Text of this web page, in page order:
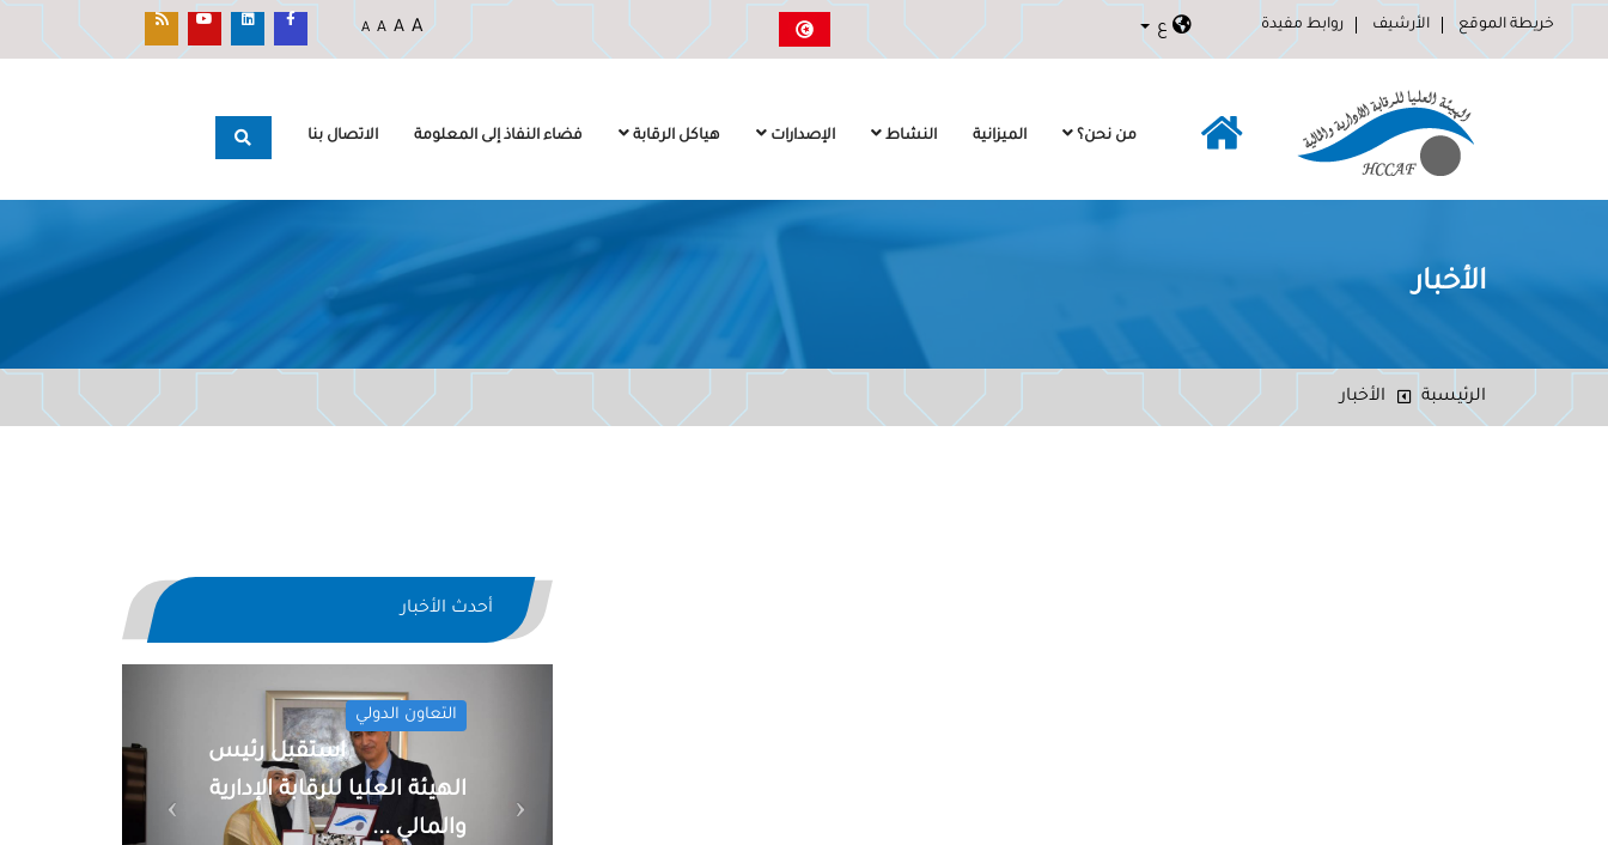
خريطة الموقع الأرشيف روابط مفيدة ع A A A A
من نحن؟ الميزانية النشاط الإصدارات هياكل الرقابة فضاء النفاذ إلى المعلومة الاتصال بنا
الأخبار
الرئيسبة الأخبار
أحدث الأخبار
التعاون الدولي
استقبل رئيس
الهيئة العليا للرقابة الإدارية
والمالي ...